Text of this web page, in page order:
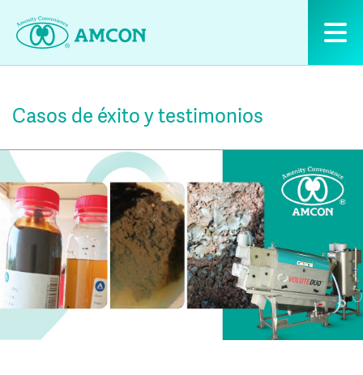
Casos de éxito y testimonios